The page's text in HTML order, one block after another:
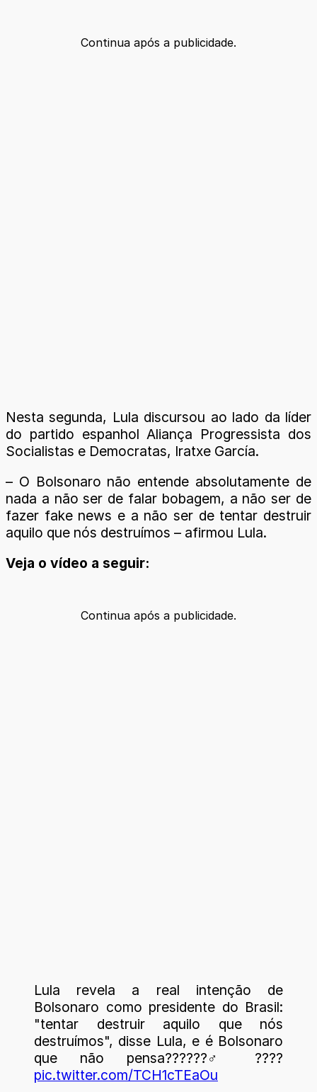
Continua após a publicidade.
Nesta segunda, Lula discursou ao lado da líder
do partido espanhol Aliança Progressista dos
Socialistas e Democratas, Iratxe García.
– O Bolsonaro não entende absolutamente de
nada a não ser de falar bobagem, a não ser de
fazer fake news e a não ser de tentar destruir
aquilo que nós destruímos – afirmou Lula.
Veja o vídeo a seguir:
Continua após a publicidade.
Lula revela a real intenção de
Bolsonaro como presidente do Brasil:
"tentar destruir aquilo que nós
destruímos", disse Lula, e é Bolsonaro
que não pensa??????‍♂️????
pic.twitter.com/TCH1cTEaOu